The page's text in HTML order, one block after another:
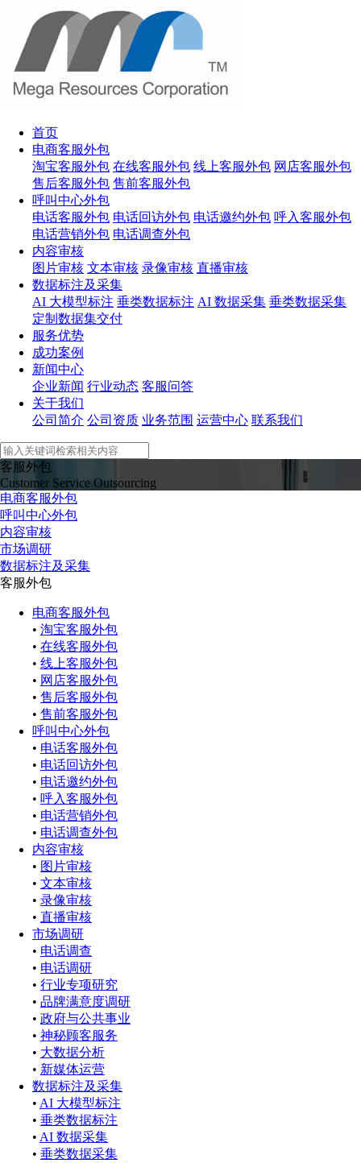
首页
电商客服外包
淘宝客服外包 在线客服外包 线上客服外包 网店客服外包
售后客服外包 售前客服外包
呼叫中心外包
电话客服外包 电话回访外包 电话邀约外包 呼入客服外包
电话营销外包 电话调查外包
内容审核
图片审核 文本审核 录像审核 直播审核
数据标注及采集
AI 大模型标注 垂类数据标注 AI 数据采集 垂类数据采集
定制数据集交付
服务优势
成功案例
新闻中心
企业新闻 行业动态 客服问答
关于我们
公司简介 公司资质 业务范围 运营中心 联系我们
客服外包
Customer Service Outsourcing
电商客服外包
呼叫中心外包
内容审核
市场调研
数据标注及采集
客服外包
电商客服外包
• 淘宝客服外包
• 在线客服外包
• 线上客服外包
• 网店客服外包
• 售后客服外包
• 售前客服外包
呼叫中心外包
• 电话客服外包
• 电话回访外包
• 电话邀约外包
• 呼入客服外包
• 电话营销外包
• 电话调查外包
内容审核
• 图片审核
• 文本审核
• 录像审核
• 直播审核
市场调研
• 电话调查
• 电话调研
• 行业专项研究
• 品牌满意度调研
• 政府与公共事业
• 神秘顾客服务
• 大数据分析
• 新媒体运营
数据标注及采集
• AI 大模型标注
• 垂类数据标注
• AI 数据采集
• 垂类数据采集